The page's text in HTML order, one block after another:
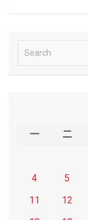
e
一 二
4
5
11
12